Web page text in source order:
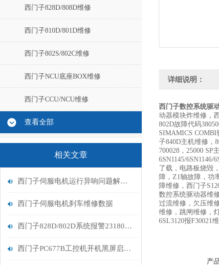
西门子828D/808D维修
西门子810D/801D维修
西门子802S/802C维修
西门子NCU底座BOX维修
西门子CCU/NCU维修
查看全部
相关文章
西门子伺服电机运行异响问题解决修复
西门子伺服电机刹车维修数据
西门子828D/802D系统报警231806故障维修
西门子PC677B工控机开机黑屏启动无显示解决
详细说明：
西门子数控系统驱
动器模块炸维修，
802D故障代码
SIMAMICS
子840D主机维修，
700028，25000
6SN1145/
了载，电路板烧毁
障，Z1轴故障，功
障维修，西门子
数控系统驱动器维
过流维修，欠压维
维修，跳闸维修，
6SL3120报F30021
产